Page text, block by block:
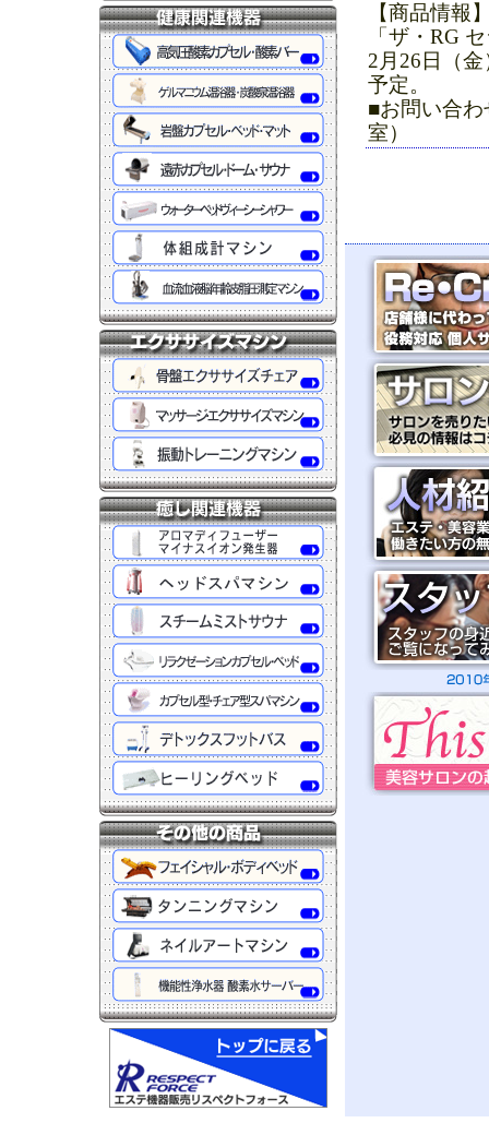
【商品情報
「ザ・RG
2月26日（
予定。
■お問い合わ
室）